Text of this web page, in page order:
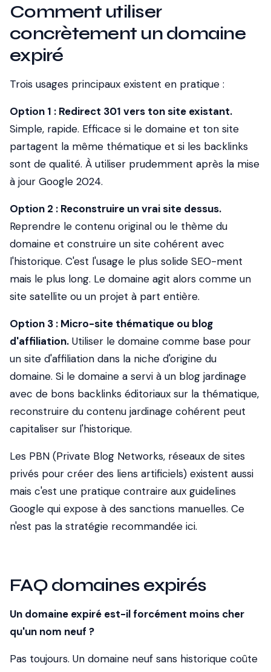
Comment utiliser
concrètement un domaine
expiré
Trois usages principaux existent en pratique :
Option 1 : Redirect 301 vers ton site existant.
Simple, rapide. Efficace si le domaine et ton site
partagent la même thématique et si les backlinks
sont de qualité. À utiliser prudemment après la mise
à jour Google 2024.
Option 2 : Reconstruire un vrai site dessus.
Reprendre le contenu original ou le thème du
domaine et construire un site cohérent avec
l'historique. C'est l'usage le plus solide SEO-ment
mais le plus long. Le domaine agit alors comme un
site satellite ou un projet à part entière.
Option 3 : Micro-site thématique ou blog
d'affiliation. Utiliser le domaine comme base pour
un site d'affiliation dans la niche d'origine du
domaine. Si le domaine a servi à un blog jardinage
avec de bons backlinks éditoriaux sur la thématique,
reconstruire du contenu jardinage cohérent peut
capitaliser sur l'historique.
Les PBN (Private Blog Networks, réseaux de sites
privés pour créer des liens artificiels) existent aussi
mais c'est une pratique contraire aux guidelines
Google qui expose à des sanctions manuelles. Ce
n'est pas la stratégie recommandée ici.
FAQ domaines expirés
Un domaine expiré est-il forcément moins cher
qu'un nom neuf ?
Pas toujours. Un domaine neuf sans historique coûte